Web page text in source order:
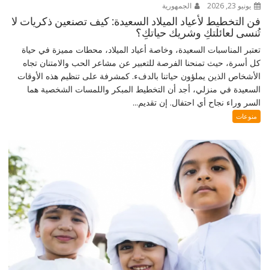
يونيو 23, 2026 الجمهورية
فن التخطيط لأعياد الميلاد السعيدة: كيف تصنعين ذكريات لا
تُنسى لعائلتكِ وشريك حياتكِ؟
تعتبر المناسبات السعيدة، وخاصة أعياد الميلاد، محطات مميزة في حياة
كل أسرة، حيث تمنحنا الفرصة للتعبير عن مشاعر الحب والامتنان تجاه
الأشخاص الذين يملؤون حياتنا بالدفء. كمشرفة على تنظيم هذه الأوقات
السعيدة في منزلي، أجد أن التخطيط المبكر واللمسات الشخصية هما
السر وراء نجاح أي احتفال. إن تقديم...
منوعات